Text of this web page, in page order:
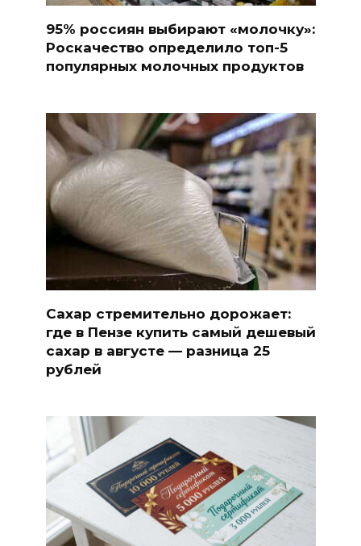
95% россиян выбирают «молочку»:
Роскачество определило топ-5
популярных молочных продуктов
Сахар стремительно дорожает:
где в Пензе купить самый дешевый
сахар в августе — разница 25
рублей